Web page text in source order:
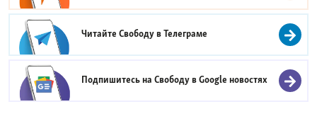
Читайте Свободу вТелеграме
Подпишитесь на Свободу вGoogle новостях